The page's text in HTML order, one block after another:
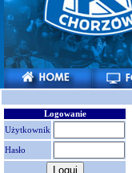
Logowanie
Użytkownik
Hasło